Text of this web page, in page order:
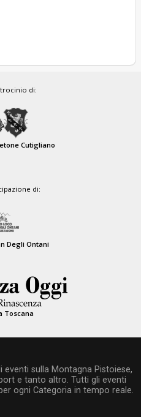
di:
Cutigliano
di:
Degli Ontani
Toscana
sulla Montagna Pistoiese,
e tanto altro. Tutti gli eventi
ogni Categoria in tempo reale.